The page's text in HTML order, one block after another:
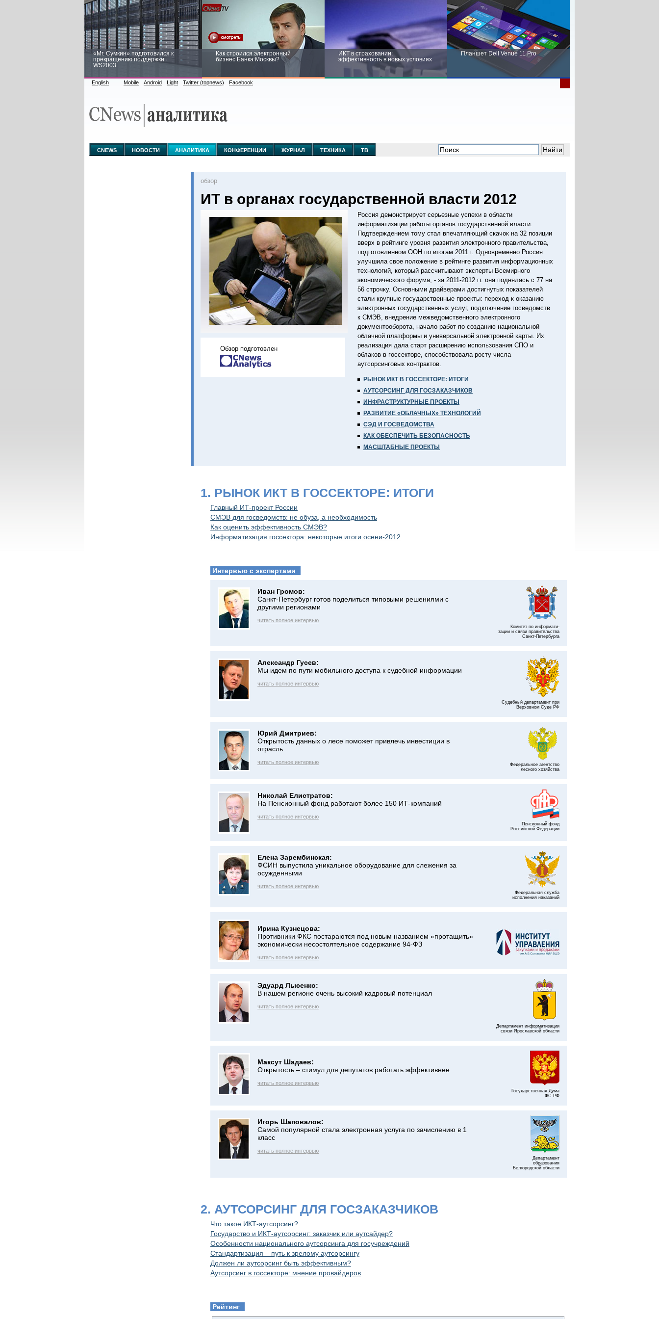
«Mr. Сумкин» подготовился к
прекращению поддержки
WS2003
Как строился электронный
бизнес Банка Москвы?
ИКТ в страховании:
эффективность в новых условиях
Планшет Dell Venue 11 Pro
аналитике
новых условиях
English Mobile Android Light Twitter (topnews) Facebook
CNEWS НОВОСТИ АНАЛИТИКА КОНФЕРЕНЦИИ ЖУРНАЛ ТЕХНИКА ТВ
oбзор
ИТ в органах государственной власти 2012
Обзор подготовлен
Россия демонстрирует серьезные успехи в области
информатизации работы органов государственной власти.
Подтверждением тому стал впечатляющий скачок на 32 позиции
вверх в рейтинге уровня развития электронного правительства,
подготовленном ООН по итогам 2011 г. Одновременно Россия
улучшила свое положение в рейтинге развития информационных
технологий, который рассчитывают эксперты Всемирного
экономического форума, - за 2011-2012 гг. она поднялась с 77 на
56 строчку. Основными драйверами достигнутых показателей
стали крупные государственные проекты: переход к оказанию
электронных государственных услуг, подключение госведомств
к СМЭВ, внедрение межведомственного электронного
документооборота, начало работ по созданию национальной
облачной платформы и универсальной электронной карты. Их
реализация дала старт расширению использования СПО и
облаков в госсекторе, способствовала росту числа
аутсорсинговых контрактов.
РЫНОК ИКТ В ГОССЕКТОРЕ: ИТОГИ
АУТСОРСИНГ ДЛЯ ГОСЗАКАЗЧИКОВ
ИНФРАСТРУКТУРНЫЕ ПРОЕКТЫ
РАЗВИТИЕ «ОБЛАЧНЫХ» ТЕХНОЛОГИЙ
СЭД И ГОСВЕДОМСТВА
КАК ОБЕСПЕЧИТЬ БЕЗОПАСНОСТЬ
МАСШТАБНЫЕ ПРОЕКТЫ
1. РЫНОК ИКТ В ГОССЕКТОРЕ: ИТОГИ
Главный ИТ-проект России
СМЭВ для госведомств: не обуза, а необходимость
Как оценить эффективность СМЭВ?
Информатизация госсектора: некоторые итоги осени-2012
Интервью с экспертами
Иван Громов:
Санкт-Петербург готов поделиться типовыми решениями с
другими регионами
читать полное интервью
Комитет по информати-
зации и связи правительства
Санкт-Петербурга
Александр Гусев:
Мы идем по пути мобильного доступа к судебной информации
читать полное интервью
Судебный департамент при
Верховном Суде РФ
Юрий Дмитриев:
Открытость данных о лесе поможет привлечь инвестиции в
отрасль
читать полное интервью
Федеральное агентство
лесного хозяйства
Николай Елистратов:
На Пенсионный фонд работают более 150 ИТ-компаний
читать полное интервью
Пенсионный фонд
Российской Федерации
Елена Зарембинская:
ФСИН выпустила уникальное оборудование для слежения за
осужденными
читать полное интервью
Федеральная служба
исполнения наказаний
Ирина Кузнецова:
Противники ФКС постараются под новым названием «протащить»
экономически несостоятельное содержание 94-ФЗ
читать полное интервью
Эдуард Лысенко:
В нашем регионе очень высокий кадровый потенциал
читать полное интервью
Департамент информатизации
связи Ярославской области
Максут Шадаев:
Открытость – стимул для депутатов работать эффективнее
читать полное интервью
Государственная Дума
ФС РФ
Игорь Шаповалов:
Самой популярной стала электронная услуга по зачислению в 1
класс
читать полное интервью
Департамент
образования
Белгородской области
2. АУТСОРСИНГ ДЛЯ ГОСЗАКАЗЧИКОВ
Что такое ИКТ-аутсорсинг?
Государство и ИКТ-аутсорсинг: заказчик или аутсайдер?
Особенности национального аутсорсинга для госучреждений
Стандартизация – путь к зрелому аутсорсингу
Должен ли аутсорсинг быть эффективным?
Аутсорсинг в госсекторе: мнение провайдеров
Рейтинг